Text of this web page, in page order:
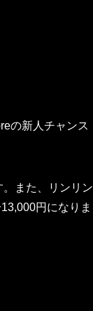
の新人チャンス
また、リンリン
円になりま